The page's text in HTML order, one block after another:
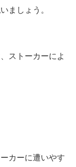
ましょう。
ストーカーによ
カーに遭いやす